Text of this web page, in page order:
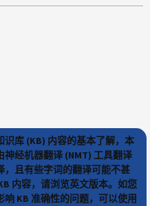
识库 (KB) 内容的基本了解，本
神经机器翻译 (NMT) 工具翻译
，且有些字词的翻译可能不甚
内容，请浏览英文版本。如您
KB 准确性的问题，可以使用